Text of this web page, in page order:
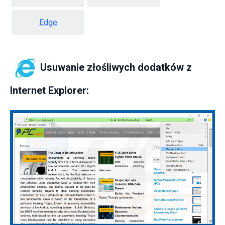
Edge
Usuwanie złośliwych dodatków z
Internet Explorer: